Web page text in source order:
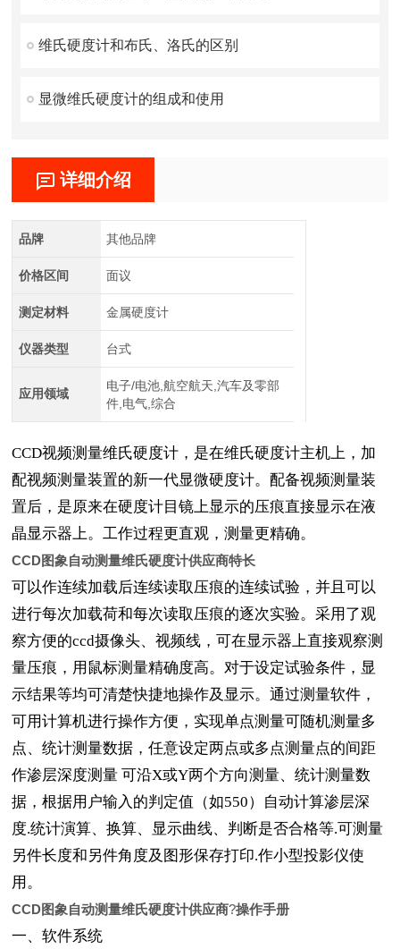
维氏硬度计和布氏、洛氏的区别
显微维氏硬度计的组成和使用
详细介绍
品牌 其他品牌
价格区间 面议
测定材料 金属硬度计
仪器类型 台式
应用领域
电子/电池,航空航天,汽车及零部
件,电气,综合
CCD视频测量维氏硬度计，是在维氏硬度计主机上，加
配视频测量装置的新一代显微硬度计。配备视频测量装
置后，是原来在硬度计目镜上显示的压痕直接显示在液
晶显示器上。工作过程更直观，测量更精确。
CCD图象自动测量维氏硬度计供应商特长
可以作连续加载后连续读取压痕的连续试验，并且可以
进行每次加载荷和每次读取压痕的逐次实验。采用了观
察方便的ccd摄像头、视频线，可在显示器上直接观察测
量压痕，用鼠标测量精确度高。对于设定试验条件，显
示结果等均可清楚快捷地操作及显示。通过测量软件，
可用计算机进行操作方便，实现单点测量可随机测量多
点、统计测量数据，任意设定两点或多点测量点的间距
作渗层深度测量 可沿X或Y两个方向测量、统计测量数
据，根据用户输入的判定值（如550）自动计算渗层深
度.统计演算、换算、显示曲线、判断是否合格等.可测量
另件长度和另件角度及图形保存打印.作小型投影仪使
用。
CCD图象自动测量维氏硬度计供应商?操作手册
一、软件系统